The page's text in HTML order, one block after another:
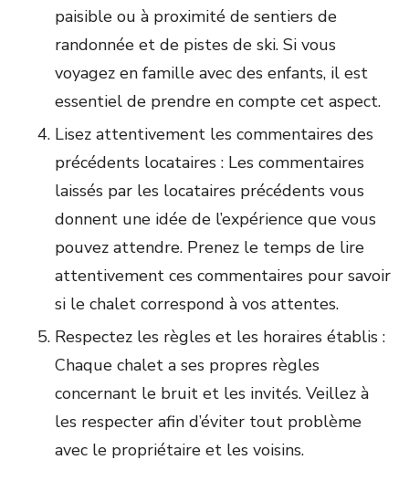
paisible ou à proximité de sentiers de
randonnée et de pistes de ski. Si vous
voyagez en famille avec des enfants, il est
essentiel de prendre en compte cet aspect.
Lisez attentivement les commentaires des
précédents locataires : Les commentaires
laissés par les locataires précédents vous
donnent une idée de l’expérience que vous
pouvez attendre. Prenez le temps de lire
attentivement ces commentaires pour savoir
si le chalet correspond à vos attentes.
Respectez les règles et les horaires établis :
Chaque chalet a ses propres règles
concernant le bruit et les invités. Veillez à
les respecter afin d’éviter tout problème
avec le propriétaire et les voisins.